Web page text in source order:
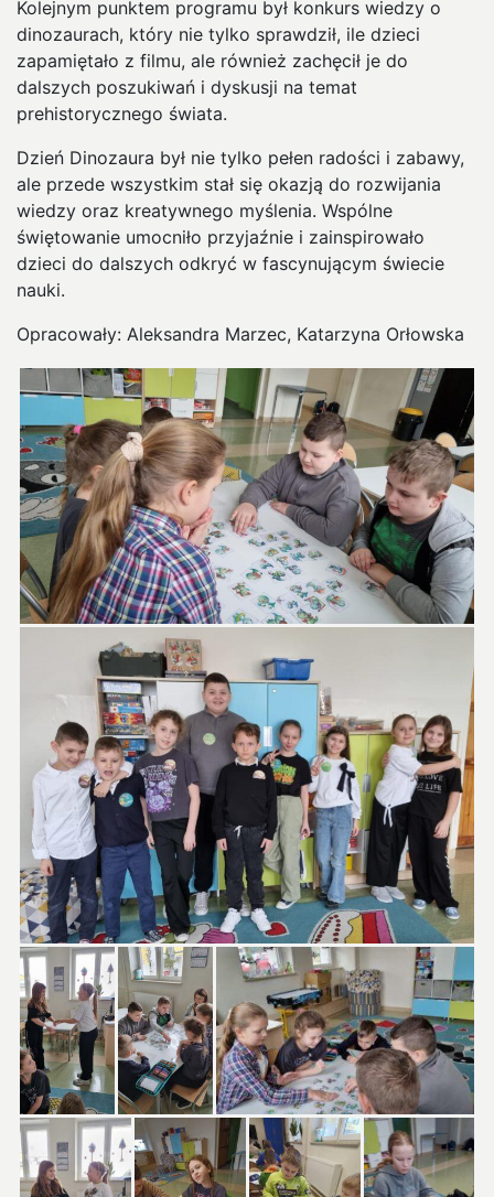
Kolejnym punktem programu był konkurs wiedzy o
dinozaurach, który nie tylko sprawdził, ile dzieci
zapamiętało z filmu, ale również zachęcił je do
dalszych poszukiwań i dyskusji na temat
prehistorycznego świata.
Dzień Dinozaura był nie tylko pełen radości i zabawy,
ale przede wszystkim stał się okazją do rozwijania
wiedzy oraz kreatywnego myślenia. Wspólne
świętowanie umocniło przyjaźnie i zainspirowało
dzieci do dalszych odkryć w fascynującym świecie
nauki.
Opracowały: Aleksandra Marzec, Katarzyna Orłowska